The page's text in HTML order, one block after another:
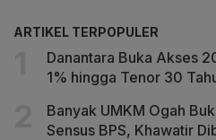
ARTIKEL TERPOPULER
Danantara Buka Akses
1% hingga Tenor 30
Banyak UMKM Ogah
Sensus BPS, Khawatir